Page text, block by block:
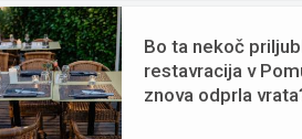
Bo ta nekoč
restavracija v
znova odprla